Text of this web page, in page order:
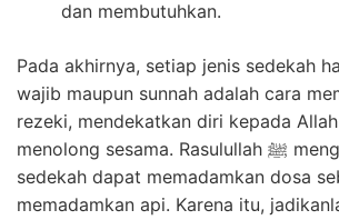
dan membutuhkan.
Pada akhirnya, setiap jenis sedekah
wajib maupun sunnah adalah cara
rezeki, mendekatkan diri kepada Allah ﷻ, dan
menolong sesama. Rasulullah ﷺ mengingatkan bahwa
sedekah dapat memadamkan dosa
memadamkan api. Karena itu,